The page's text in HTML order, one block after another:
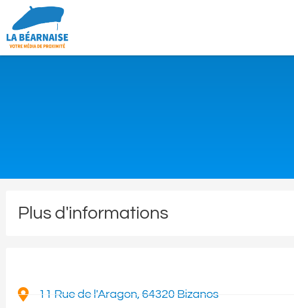
Plus d'informations
11 Rue de l'Aragon, 64320 Bizanos